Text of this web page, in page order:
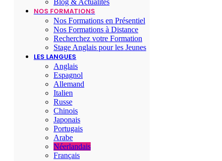
Blog & Actualités
NOS FORMATIONS
Nos Formations en Présentiel
Nos Formations à Distance
Recherchez votre Formation
Stage Anglais pour les Jeunes
LES LANGUES
Anglais
Espagnol
Allemand
Italien
Russe
Chinois
Japonais
Portugais
Arabe
Néerlandais
Français